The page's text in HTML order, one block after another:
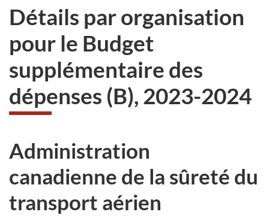
Détails par organisation
pour le Budget
supplémentaire des
dépenses (B), 2023-2024
Administration
canadienne de la sûreté du
transport aérien